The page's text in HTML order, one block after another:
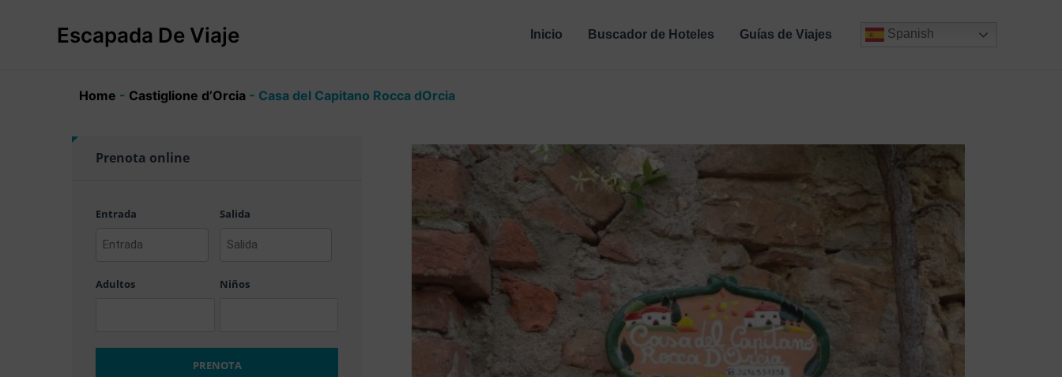
Escapada De Viaje Inicio Buscador de Hoteles Guías de Viajes Spanish
Home - Castiglione dʼOrcia - Casa del Capitano Rocca dOrcia
Prenota online
Entrada Salida
Adultos Niños
PRENOTA